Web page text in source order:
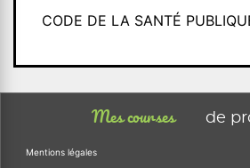
CODE DE LA SANTÉ
Mes courses de
Mentions légales